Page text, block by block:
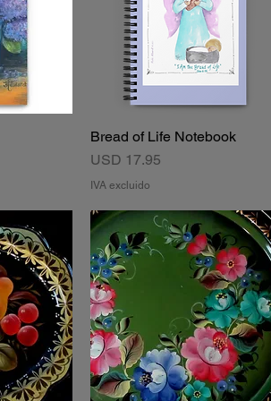
Vista rápida
Bread of Life Notebook
Precio
USD 17.95
IVA excluido